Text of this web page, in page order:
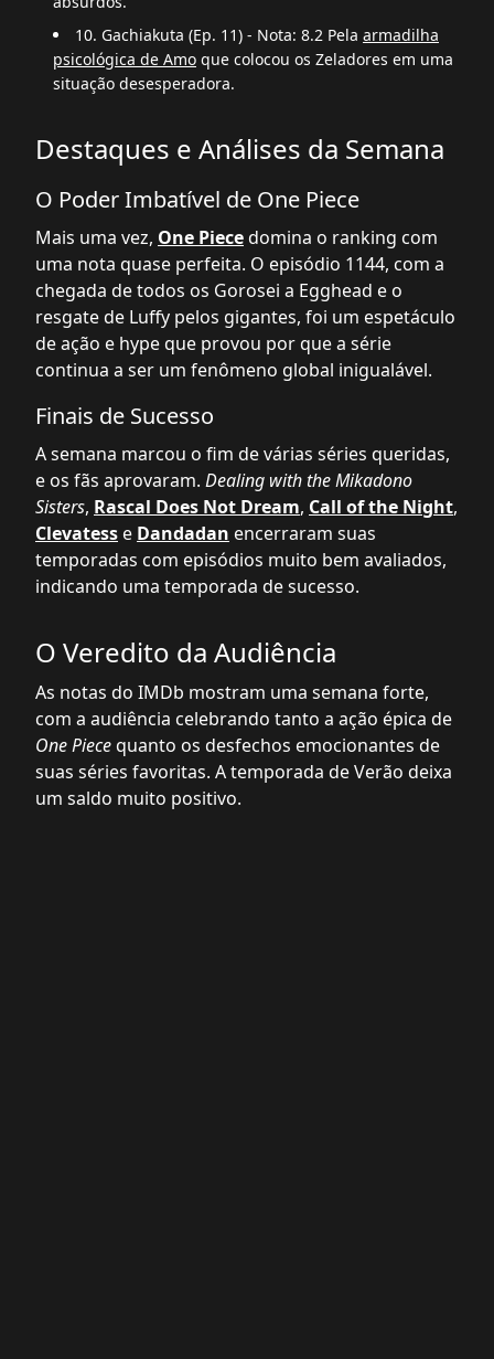
10. Gachiakuta (Ep. 11) - Nota: 8.2 Pela armadilha
psicológica de Amo que colocou os Zeladores em uma
situação desesperadora.
Destaques e Análises da Semana
O Poder Imbatível de One Piece
Mais uma vez, One Piecedomina o ranking com
uma nota quase perfeita. O episódio 1144, com a
chegada de todos os Gorosei a Egghead e o
resgate de Luffy pelos gigantes, foi um espetáculo
de ação e hype que provou por que a série
continua a ser um fenômeno global inigualável.
Finais de Sucesso
A semana marcou o fim de várias séries queridas,
e os fãs aprovaram. Dealing with the Mikadono
Sisters, Rascal Does Not Dream, Call of the Night,
Clevatess e Dandadan encerraram suas
temporadas com episódios muito bem avaliados,
indicando uma temporada de sucesso.
O Veredito da Audiência
As notas do IMDb mostram uma semana forte,
com a audiência celebrando tanto a ação épica de
One Piecequanto os desfechos emocionantes de
suas séries favoritas. A temporada de Verão deixa
um saldo muito positivo.